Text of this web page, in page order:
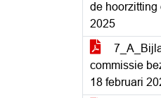
de hoorzitting
2025
commissie
18 februari